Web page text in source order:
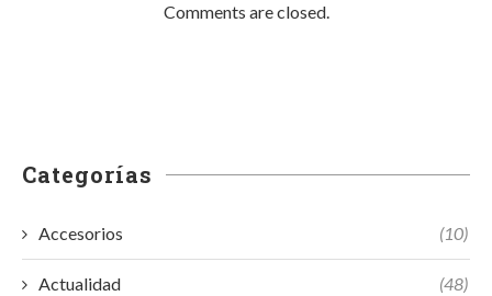
Comments are closed.
Categorías
Accesorios (10)
Actualidad (48)